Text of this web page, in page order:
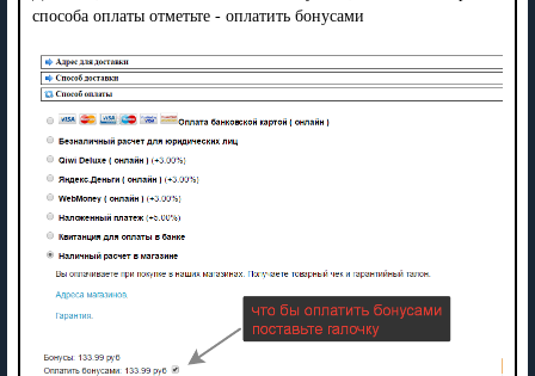
способа оплаты отметьте - оплатить бонусами